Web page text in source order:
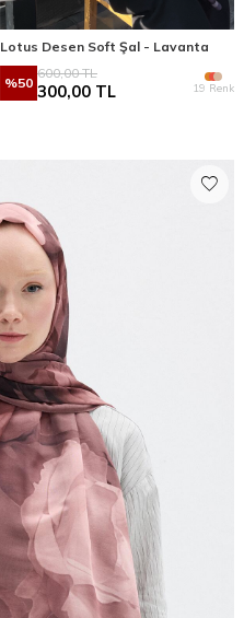
Lotus Desen Soft Şal - Lavanta
%50
600,00TL
300,00 TL 19 Renk